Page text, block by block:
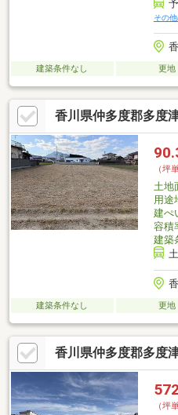
その
建築条件なし 更地
香川県仲多度郡多度
（坪
土地
用途
建ぺ
容積
建築
建築条件なし 更地
香川県仲多度郡多度
572
（坪